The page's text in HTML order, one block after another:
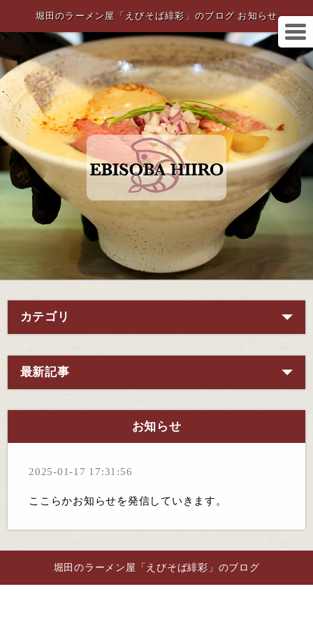
堀田のラーメン屋「えびそば緋彩」のブログ お知らせ
カテゴリ
最新記事
お知らせ
2025-01-17 17:31:56
ここらかお知らせを発信していきます。
堀田のラーメン屋「えびそば緋彩」のブログ